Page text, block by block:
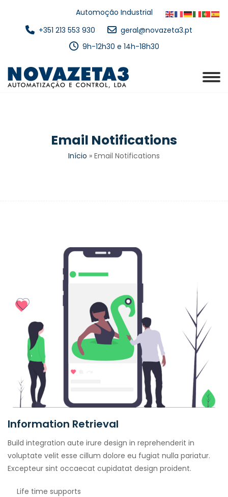
Automoção Industrial
+351 213 553 930
geral@novazeta3.pt
9h-12h30 e 14h-18h30
Email Notifications
Início » Email Notifications
Information Retrieval
Build integration aute irure design in reprehenderit in
voluptate velit esse cillum dolore eu fugiat nulla pariatur.
Excepteur sint occaecat cupidatat design proident.
Life time supports